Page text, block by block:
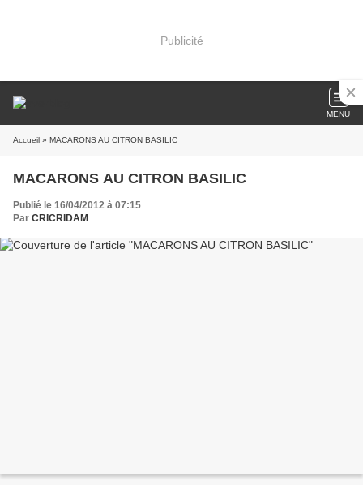
Publicité
MENU
Accueil » MACARONS AU CITRON BASILIC
MACARONS AU CITRON BASILIC
Publié le 16/04/2012 à 07:15
Par CRICRIDAM